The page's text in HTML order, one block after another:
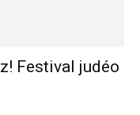
Festival judéo